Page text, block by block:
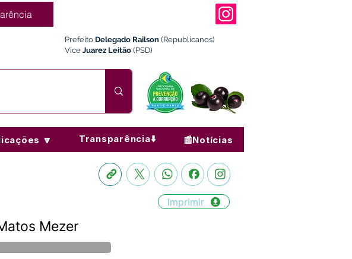
Prefeito Delegado Railson (Republicanos)
Vice Juarez Leitão (PSD)
🔽 Transparência⬇️ 📰Notícias
Imprimir
Mezer